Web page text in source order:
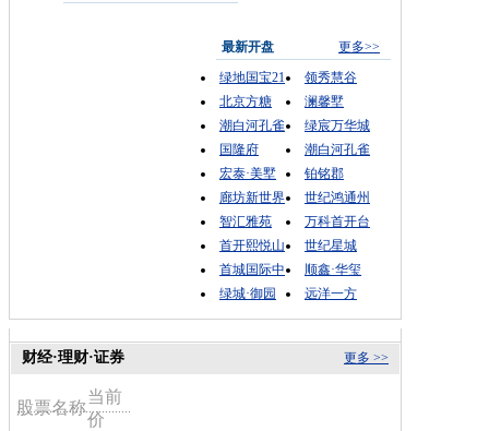
最新开盘
更多>>
绿地国宝21
领秀慧谷
北京方糖
澜馨墅
潮白河孔雀
绿宸万华城
国隆府
潮白河孔雀
宏泰·美墅
铂铭郡
廊坊新世界
世纪鸿通州
智汇雅苑
万科首开台
首开熙悦山
世纪星城
首城国际中
顺鑫·华玺
绿城·御园
远洋一方
更多 >>
财经·理财·证券
股票名称
当前
价